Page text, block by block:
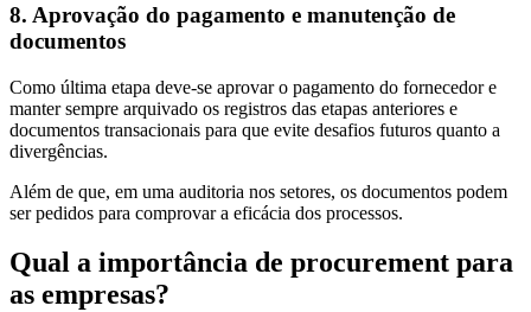
8. Aprovação do pagamento e manutenção de
documentos
Como última etapa deve-se aprovar o pagamento do fornecedor e
manter sempre arquivado os registros das etapas anteriores e
documentos transacionais para que evite desafios futuros quanto a
divergências.
Além de que, em uma auditoria nos setores, os documentos podem
ser pedidos para comprovar a eficácia dos processos.
Qual a importância de procurement para
as empresas?